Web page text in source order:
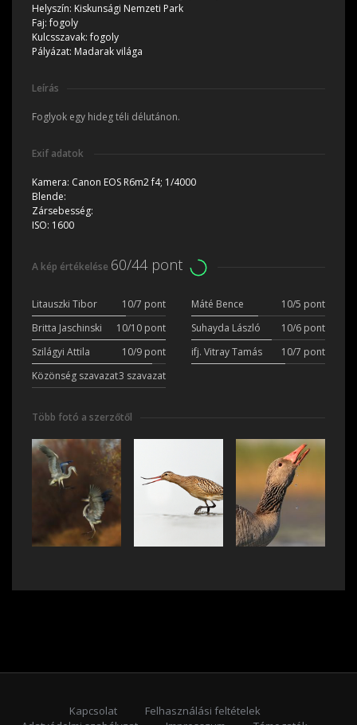
Helyszín: Kiskunsági Nemzeti Park
Faj:fogoly
Kulcsszavak:fogoly
Pályázat: Madarak világa
Leírás
Foglyok egy hideg téli délutánon.
Exif adatok
Kamera: Canon EOS R6m2 f4; 1/4000
Blende:
Zársebesség:
ISO: 1600
A kép értékelése 60/44 pont
Litauszki Tibor 10/7 pont Máté Bence
10/5 pont
Britta Jaschinski
10/10 pont Suhayda László
10/6 pont
Szilágyi Attila
10/9 pont ifj. Vitray Tamás
10/7 pont
Közönség szavazat3 szavazat
Több fotó a szerzőtől
Kapcsolat
Felhasználási feltételek